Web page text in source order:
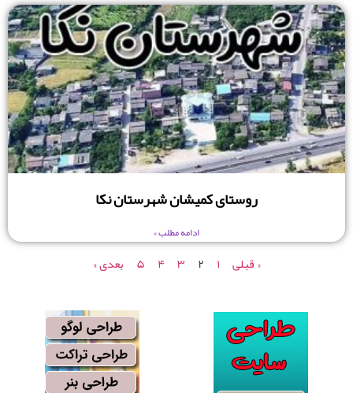
روستای کمیشان شهرستان نکا
ادامه مطلب »
« قبلی ۱ ۲ ۳ ۴ ۵ بعدی »